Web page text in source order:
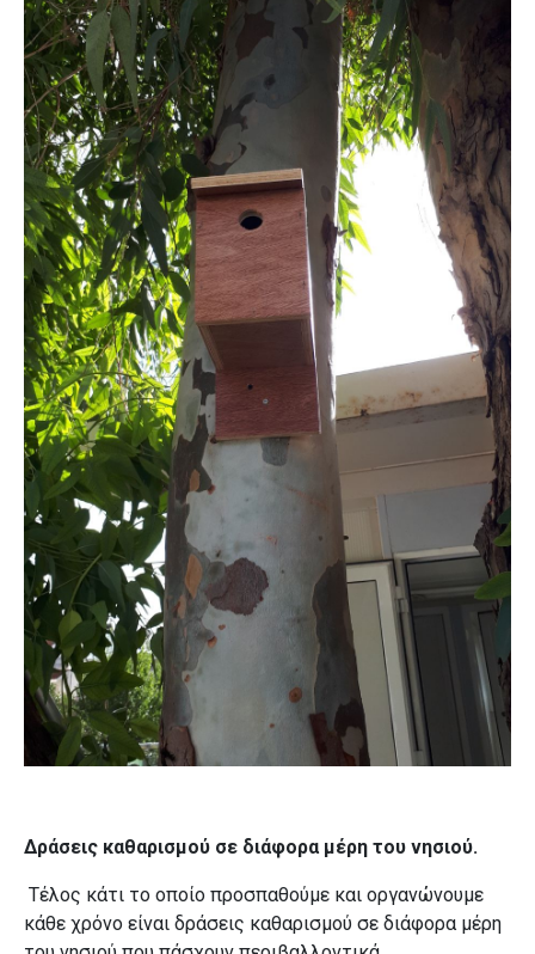
Δράσεις καθαρισμού σε διάφορα μέρη του νησιού.
Τέλος κάτι το οποίο προσπαθούμε και οργανώνουμε
κάθε χρόνο είναι δράσεις καθαρισμού σε διάφορα μέρη